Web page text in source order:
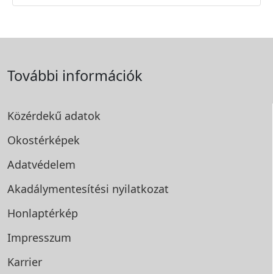
További információk
Közérdekű adatok
Okostérképek
Adatvédelem
Akadálymentesítési nyilatkozat
Honlaptérkép
Impresszum
Karrier